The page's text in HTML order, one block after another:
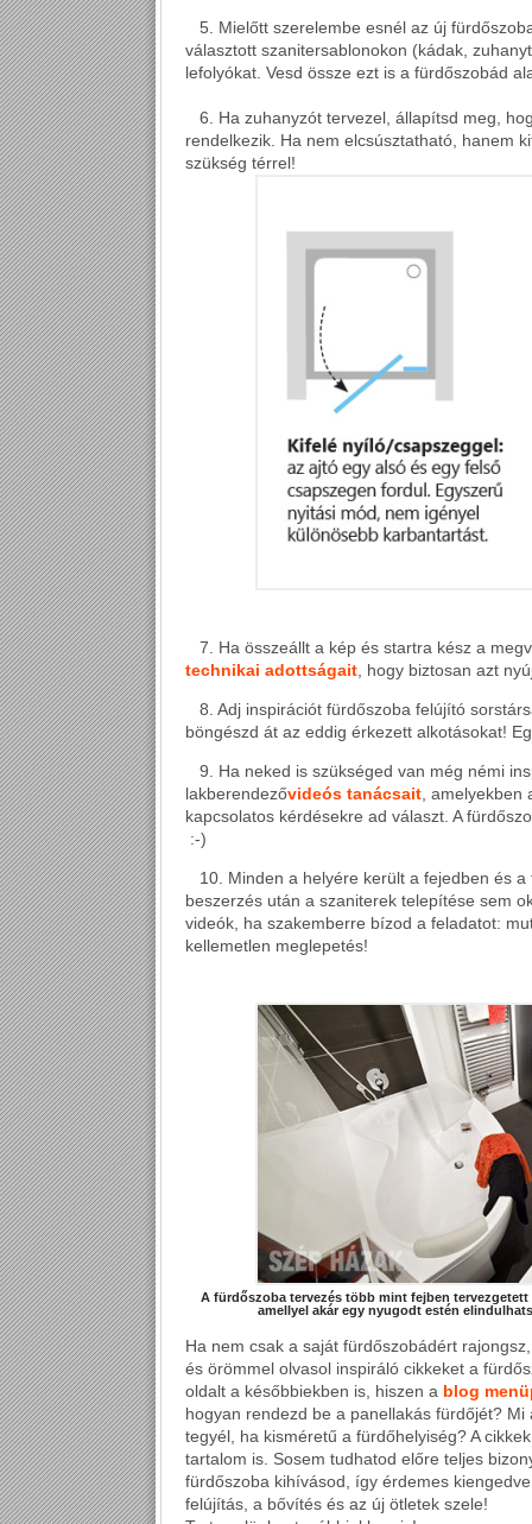
5. Mielőtt szerelembe esnél az új
választott szanitersablonokon (kádak,
lefolyókat . Vesd össze ezt is a fürdőszobád
6. Ha zuhanyzót tervezel, állapítsd meg,
rendelkezik. Ha nem elcsúsztatható, hanem
szükség térrel!
7. Ha összeállt a kép és startra kész a
technikai adottságait , hogy biztosan azt
8. Adj inspirációt fürdőszoba felújító
böngészd át az eddig érkezett alkotásokat!
9. Ha neked is szükséged van még némi
lakberendezővideós tanácsait ,
kapcsolatos kérdésekre ad választ. A
:-)
10. Minden a helyére került a fejedben és
beszerzés után a szaniterek telepítése sem
videók, ha szakemberre bízod a feladatot:
kellemetlen meglepetés!
A fürdőszoba tervezés több mint fejben
amellyel akár egy nyugodt estén
Ha nem csak a saját fürdőszobádért
és örömmel olvasol inspiráló cikkeket a
oldalt a későbbiekben is, hiszen a blog
hogyan rendezd be a panellakás fürdőjét?
tegyél, ha kisméretű a fürdőhelyiség?A
tartalom is. Sosem tudhatod előre teljes
fürdőszoba kihívásod, így érdemes
felújítás, a bővítés és az új ötletek szele!